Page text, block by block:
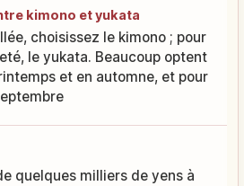
kimono et yukata
choisissez le kimono ; pour
le yukata. Beaucoup optent
et en automne, et pour
quelques milliers de yens à